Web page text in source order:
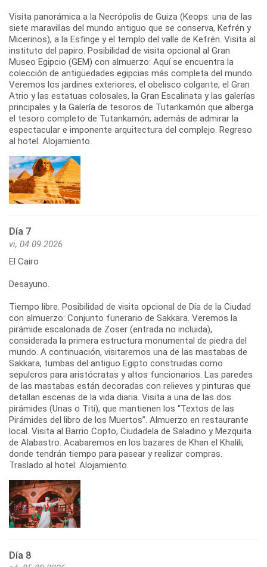
Visita panorámica a la Necrópolis de Guiza (Keops: una de las
siete maravillas del mundo antiguo que se conserva, Kefrén y
Micerinos), a la Esfinge y el templo del valle de Kefrén. Visita al
instituto del papiro. Posibilidad de visita opcional al Gran
Museo Egipcio (GEM) con almuerzo: Aquí se encuentra la
colección de antigüedades egipcias más completa del mundo.
Veremos los jardines exteriores, el obelisco colgante, el Gran
Atrio y las estatuas colosales, la Gran Escalinata y las galerías
principales y la Galería de tesoros de Tutankamón que alberga
el tesoro completo de Tutankamón; además de admirar la
espectacular e imponente arquitectura del complejo. Regreso
al hotel. Alojamiento.
Día 7
vi, 04.09.2026
El Cairo
Desayuno.
Tiempo libre. Posibilidad de visita opcional de Día de la Ciudad
con almuerzo: Conjunto funerario de Sakkara. Veremos la
pirámide escalonada de Zoser (entrada no incluida),
considerada la primera estructura monumental de piedra del
mundo. A continuación, visitaremos una de las mastabas de
Sakkara, tumbas del antiguo Egipto construidas como
sepulcros para aristócratas y altos funcionarios. Las paredes
de las mastabas están decoradas con relieves y pinturas que
detallan escenas de la vida diaria. Visita a una de las dos
pirámides (Unas o Titi), que mantienen los “Textos de las
Pirámides del libro de los Muertos”. Almuerzo en restaurante
local. Visita al Barrio Copto, Ciudadela de Saladino y Mezquita
de Alabastro. Acabaremos en los bazares de Khan el Khalili,
donde tendrán tiempo para pasear y realizar compras.
Traslado al hotel. Alojamiento.
Día 8